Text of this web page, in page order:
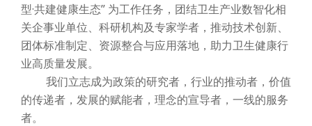
型·共建健康生态” 为工作任务，团结卫生产业数智化相
关企事业单位、科研机构及专家学者，推动技术创新、
团体标准制定、资源整合与应用落地，助力卫生健康行
业高质量发展。
我们立志成为政策的研究者，行业的推动者，价值
的传递者，发展的赋能者，理念的宣导者，一线的服务
者。